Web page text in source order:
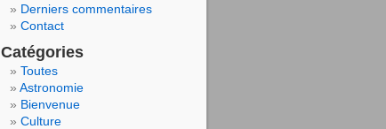
Derniers commentaires
Contact
Catégories
Toutes
Astronomie
Bienvenue
Culture